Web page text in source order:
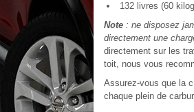
132 livres (60
Note: ne disposez
directement une
directement sur les
toit, nous vous
Assurez-vous que la
chaque plein de